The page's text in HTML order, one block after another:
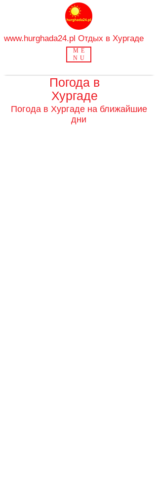
www.hurghada24.pl Отдых в Хургаде
ME
NU
Погода в
Хургаде
Погода в Хургаде на ближайшие
дни